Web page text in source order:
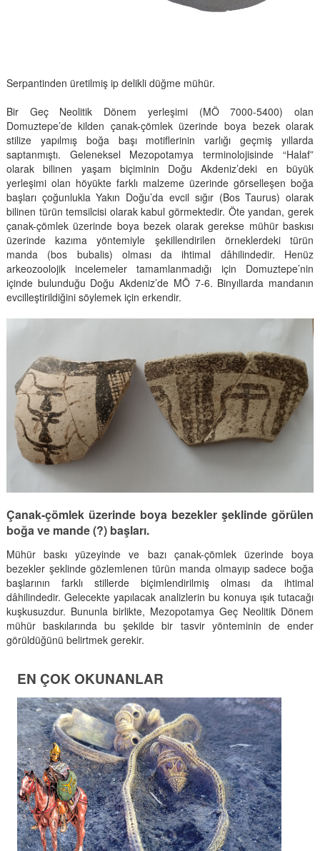
Serpantinden üretilmiş ip delikli düğme mühür.
Bir Geç Neolitik Dönem yerleşimi (MÖ 7000-5400) olan
Domuztepe’de kilden çanak-çömlek üzerinde boya bezek olarak
stilize yapılmış boğa başı motiflerinin varlığı geçmiş yıllarda
saptanmıştı. Geleneksel Mezopotamya terminolojisinde “Halaf”
olarak bilinen yaşam biçiminin Doğu Akdeniz’deki en büyük
yerleşimi olan höyükte farklı malzeme üzerinde görselleşen boğa
başları çoğunlukla Yakın Doğu’da evcil sığır (Bos Taurus) olarak
bilinen türün temsilcisi olarak kabul görmektedir. Öte yandan, gerek
çanak-çömlek üzerinde boya bezek olarak gerekse mühür baskısı
üzerinde kazıma yöntemiyle şekillendirilen örneklerdeki türün
manda (bos bubalis) olması da ihtimal dâhilindedir. Henüz
arkeozoolojik incelemeler tamamlanmadığı için Domuztepe’nin
içinde bulunduğu Doğu Akdeniz’de MÖ 7-6. Binyıllarda mandanın
evcilleştirildiğini söylemek için erkendir.
Çanak-çömlek üzerinde boya bezekler şeklinde görülen
boğa ve mande (?) başları.
Mühür baskı yüzeyinde ve bazı çanak-çömlek üzerinde boya
bezekler şeklinde gözlemlenen türün manda olmayıp sadece boğa
başlarının farklı stillerde biçimlendirilmiş olması da ihtimal
dâhilindedir. Gelecekte yapılacak analizlerin bu konuya ışık tutacağı
kuşkusuzdur. Bununla birlikte, Mezopotamya Geç Neolitik Dönem
mühür baskılarında bu şekilde bir tasvir yönteminin de ender
görüldüğünü belirtmek gerekir.
EN ÇOK OKUNANLAR